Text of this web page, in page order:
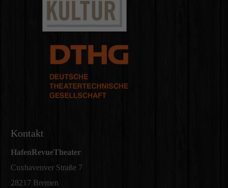
Kontakt
HafenRevueTheater
Cuxhavenver Straße 7
28217 Bremen